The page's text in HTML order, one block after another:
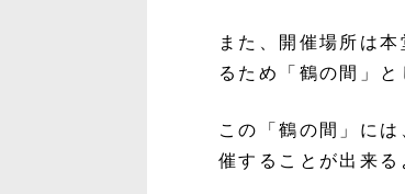
また、開催場所は
るため「鶴の間」
この「鶴の間」に
催することが出来る